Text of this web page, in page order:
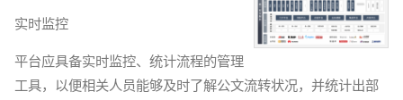
台"
实时监控
平台应具备实时监控、统计流程的管理
工具，以便相关人员能够及时了解公文流转状况，并统计出部